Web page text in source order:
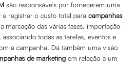
são responsáveis por fornecerem uma
e registrar o custo total para campanhas
marcação das várias fases, importação
todas as tarefas, eventos e
a campanha. Dá também uma visão
de marketing em relação a um